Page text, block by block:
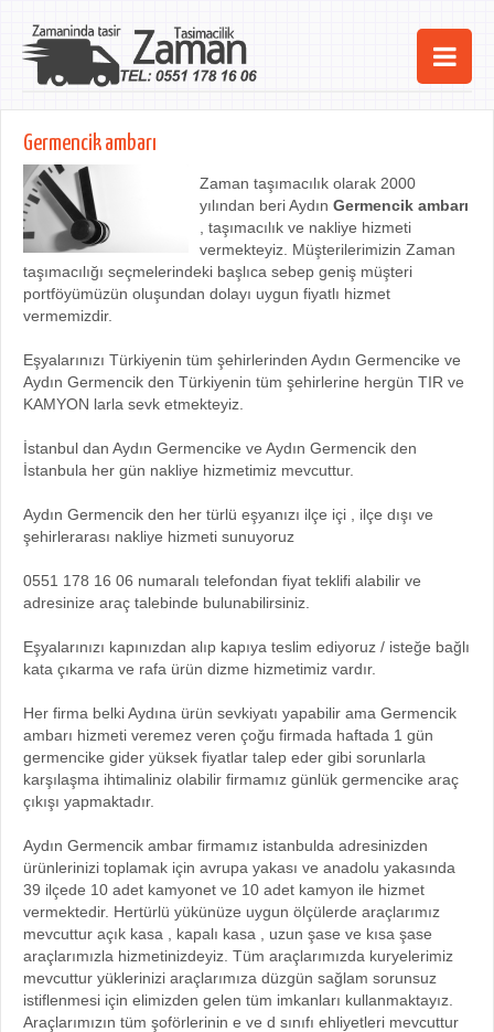
Ana Sayfa
Hizmetlerimiz
Kurumsal
iletişim
Germencik ambarı
Zaman taşımacılık olarak 2000
yılından beri Aydın Germencik ambarı
, taşımacılık ve nakliye hizmeti
vermekteyiz. Müşterilerimizin Zaman
taşımacılığı seçmelerindeki başlıca sebep geniş müşteri
portföyümüzün oluşundan dolayı uygun fiyatlı hizmet
vermemizdir.
Eşyalarınızı Türkiyenin tüm şehirlerinden Aydın Germencike ve
Aydın Germencik den Türkiyenin tüm şehirlerine hergün TIR ve
KAMYON larla sevk etmekteyiz.
İstanbul dan Aydın Germencike ve Aydın Germencik den
İstanbula her gün nakliye hizmetimiz mevcuttur.
Aydın Germencik den her türlü eşyanızı ilçe içi , ilçe dışı ve
şehirlerarası nakliye hizmeti sunuyoruz
0551 178 16 06 numaralı telefondan fiyat teklifi alabilir ve
adresinize araç talebinde bulunabilirsiniz.
Eşyalarınızı kapınızdan alıp kapıya teslim ediyoruz / isteğe bağlı
kata çıkarma ve rafa ürün dizme hizmetimiz vardır.
Her firma belki Aydına ürün sevkiyatı yapabilir ama Germencik
ambarı hizmeti veremez veren çoğu firmada haftada 1 gün
germencike gider yüksek fiyatlar talep eder gibi sorunlarla
karşılaşma ihtimaliniz olabilir firmamız günlük germencike araç
çıkışı yapmaktadır.
Aydın Germencik ambar firmamız istanbulda adresinizden
ürünlerinizi toplamak için avrupa yakası ve anadolu yakasında
39 ilçede 10 adet kamyonet ve 10 adet kamyon ile hizmet
vermektedir. Hertürlü yükünüze uygun ölçülerde araçlarımız
mevcuttur açık kasa , kapalı kasa , uzun şase ve kısa şase
araçlarımızla hizmetinizdeyiz. Tüm araçlarımızda kuryelerimiz
mevcuttur yüklerinizi araçlarımıza düzgün sağlam sorunsuz
istiflenmesi için elimizden gelen tüm imkanları kullanmaktayız.
Araçlarımızın tüm şoförlerinin e ve d sınıfı ehliyetleri mevcuttur